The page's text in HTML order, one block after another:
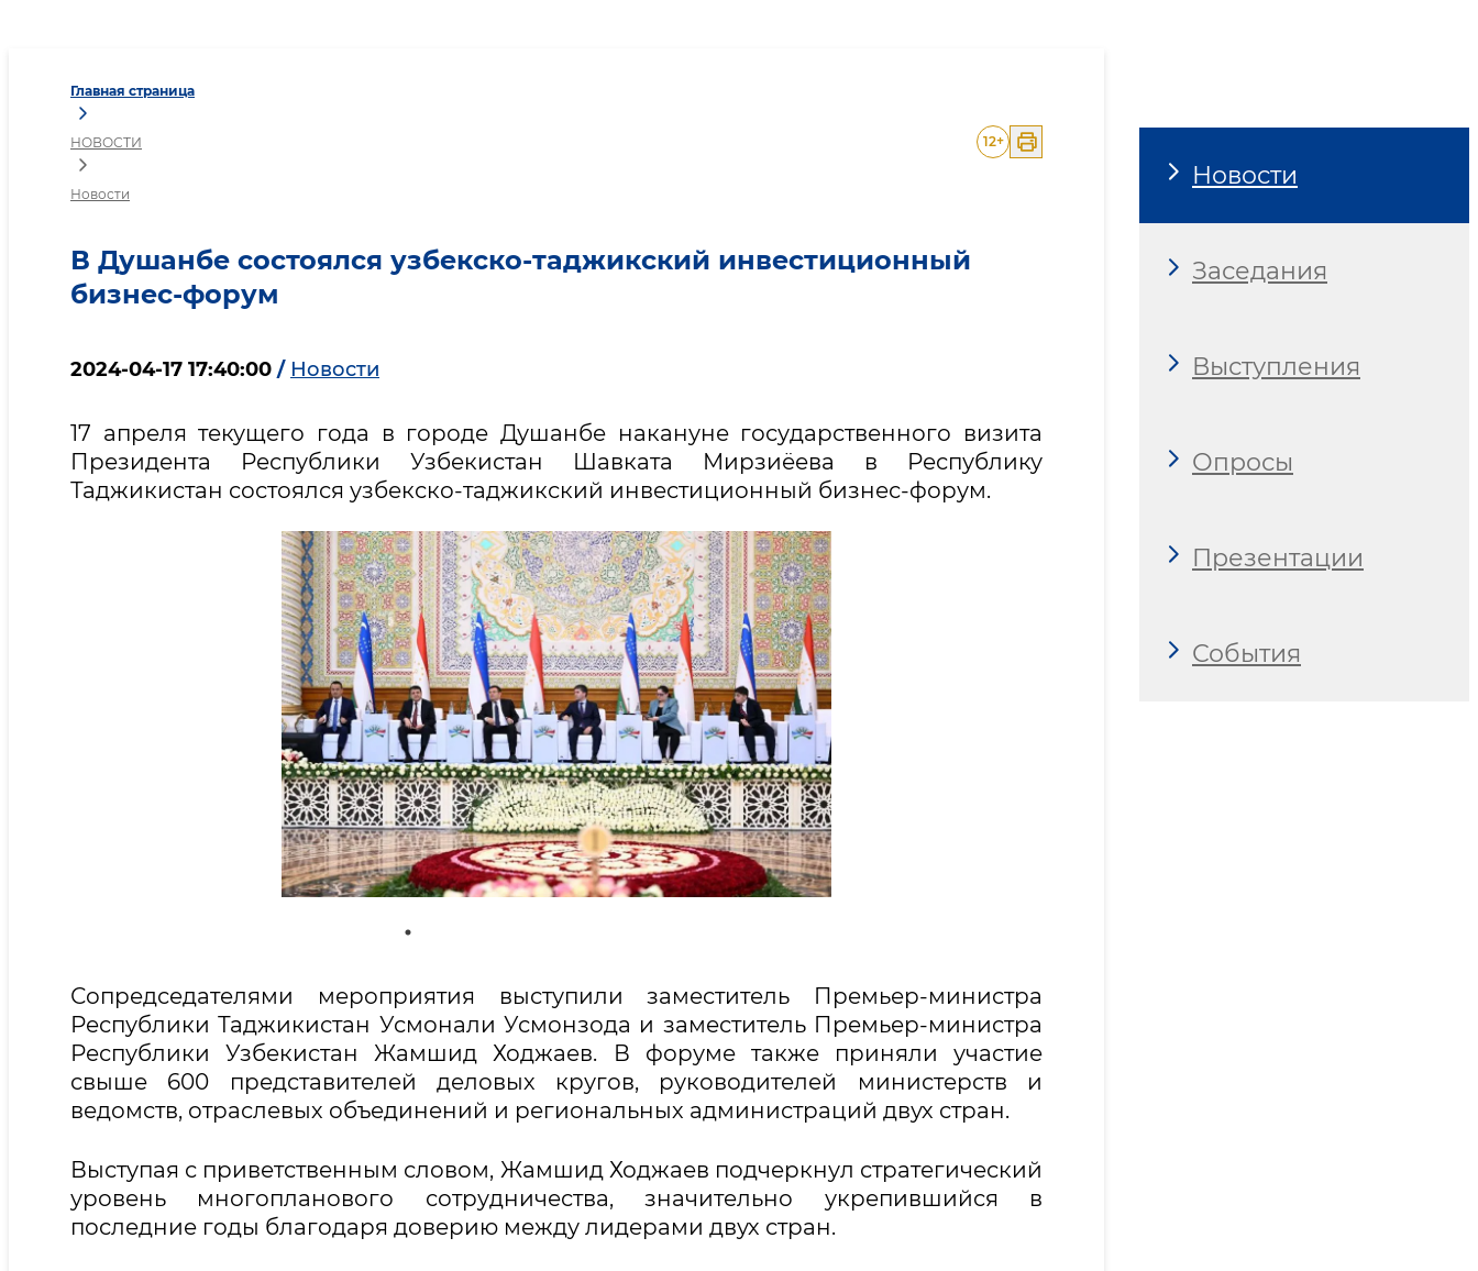
Главная страница
НОВОСТИ
Новости
12+
В Душанбе состоялся узбекско-таджикский инвестиционный
бизнес-форум
2024-04-17 17:40:00 / Новости
17 апреля текущего года в городе Душанбе накануне государственного визита
Президента Республики Узбекистан Шавката Мирзиёева в Республику
Таджикистан состоялся узбекско-таджикский инвестиционный бизнес-форум.
Сопредседателями мероприятия выступили заместитель Премьер-министра
Республики Таджикистан Усмонали Усмонзода и заместитель Премьер-министра
Республики Узбекистан Жамшид Ходжаев. В форуме также приняли участие
свыше 600 представителей деловых кругов, руководителей министерств и
ведомств, отраслевых объединений и региональных администраций двух стран.
Выступая с приветственным словом, Жамшид Ходжаев подчеркнул стратегический
уровень многопланового сотрудничества, значительно укрепившийся в
последние годы благодаря доверию между лидерами двух стран.
Новости
Заседания
Выступления
Опросы
Презентации
События